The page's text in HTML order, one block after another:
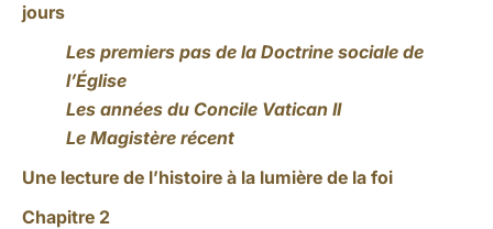
jours
Les premiers pas de la Doctrine sociale de
l’Église
Les années du Concile Vatican II
Le Magistère récent
Une lecture de l’histoire à la lumière de la foi
Chapitre 2